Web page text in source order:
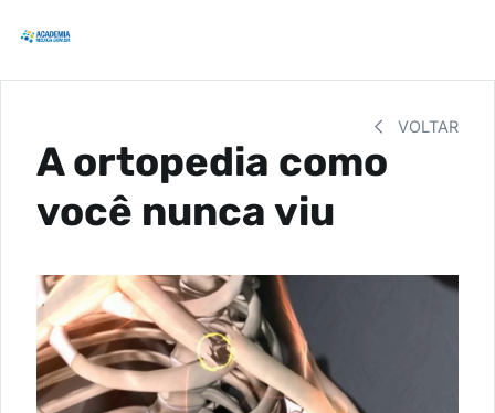
VOLTAR
A ortopedia como
você nunca viu